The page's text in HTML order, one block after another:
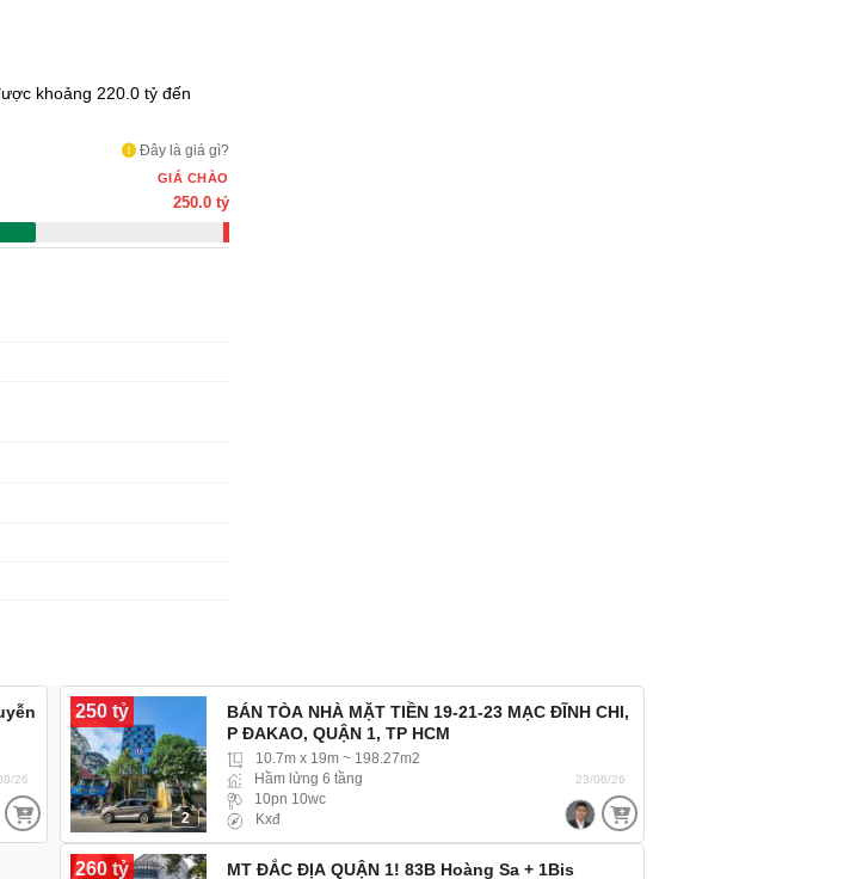
khoảng 220.0 tỷ đến
Đây là giá gì?
GIÁ CHÀO
250.0 tỷ
26
250 tỷ
2
BÁN TÒA NHÀ MẶT TIỀN 19-21-23 MẠC ĐĨNH CHI,
P ĐAKAO, QUẬN 1, TP HCM
10.7m x 19m ~ 198.27m2
Hầm lửng 6 tầng
10pn 10wc
Kxđ
23/06/26
260 tỷ MT ĐẮC ĐỊA QUẬN 1! 83B Hoàng Sa + 1Bis